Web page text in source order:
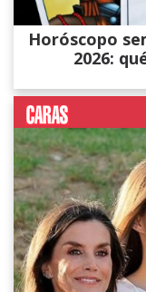
Horóscopo
2026: